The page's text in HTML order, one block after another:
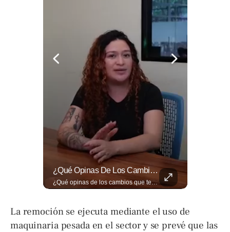
¿Qué Opinas De Los Cambios Que Tendrá Este Proyecto?
¿Qué opinas de los cambios que tendrá este proyecto? Jardines verticales, ciclovía y accesos inclusivos destacan entre las novedades del viaducto Los Chorros. Lee más 👉 eldiariodehoy.com
La remoción se ejecuta mediante el uso de
maquinaria pesada en el sector y se prevé que las